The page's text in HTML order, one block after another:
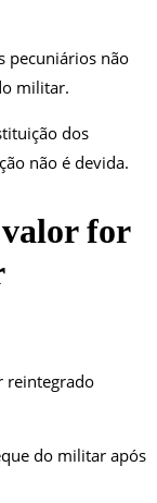
pecuniários não
militar.
dos
não é devida.
valor for
reintegrado
do militar após